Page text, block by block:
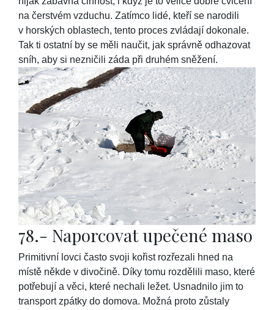
na čerstvém vzduchu. Zatímco lidé, kteří se narodili
v horských oblastech, tento proces zvládají dokonale.
Tak ti ostatní by se měli naučit, jak správně odhazovat
sníh, aby si nezničili záda při druhém sněžení.
78.- Naporcovat upečené maso
Primitivní lovci často svoji kořist rozřezali hned na
místě někde v divočině. Díky tomu rozdělili maso, které
potřebují a věci, které nechali ležet. Usnadnilo jim to
transport zpátky do domova. Možná proto zůstaly